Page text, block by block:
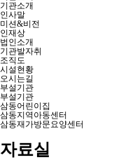
기관소개
인사말
미션&비전
인재상
법인소개
기관발자취
조직도
시설현황
오시는길
부설기관
부설기관
삼동어린이집
삼동지역아동센터
삼동재가방문요양센터
자료실